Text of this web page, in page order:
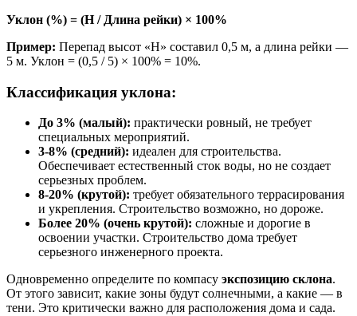
Уклон (%) = (H / Длина рейки) × 100%
Пример: Перепад высот «H» составил 0,5 м, а длина рейки —
5 м. Уклон = (0,5 / 5) × 100% = 10%.
Классификация уклона:
До 3% (малый): практически ровный, не требует
специальных мероприятий.
3-8% (средний): идеален для строительства.
Обеспечивает естественный сток воды, но не создает
серьезных проблем.
8-20% (крутой): требует обязательного террасирования
и укрепления. Строительство возможно, но дороже.
Более 20% (очень крутой): сложные и дорогие в
освоении участки. Строительство дома требует
серьезного инженерного проекта.
Одновременно определите по компасу экспозицию склона.
От этого зависит, какие зоны будут солнечными, а какие — в
тени. Это критически важно для расположения дома и сада.